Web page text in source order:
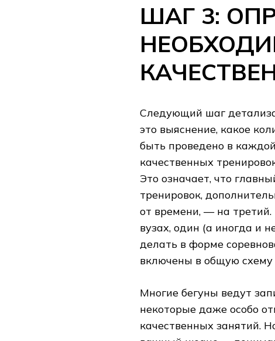
ШАГ 3:
Следующий шаг
это выяснение, какое
быть проведено в
качественных
Это означает, что
тренировок,
от времени, — на третий.
вузах, один (а иногда и
делать в форме
включены в общую схему
Многие бегуны ведут
некоторые даже особо
качественных занятий.